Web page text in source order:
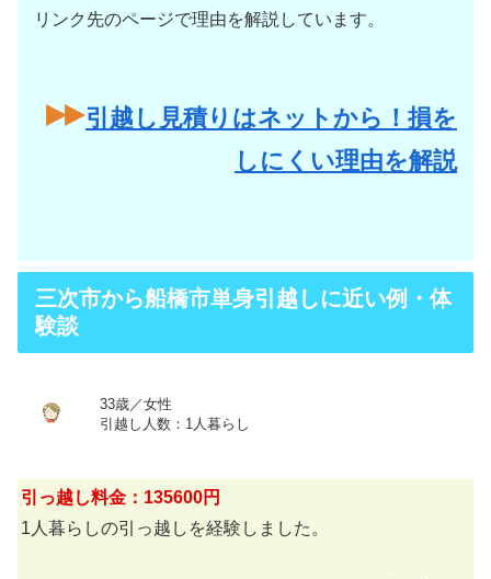
リンク先のページで理由を解説しています。
引越し見積りはネットから！損を
しにくい理由を解説
三次市から船橋市単身引越しに近い例・体
験談
33歳／女性
引越し人数：1人暮らし
引っ越し料金：135600円
1人暮らしの引っ越しを経験しました。